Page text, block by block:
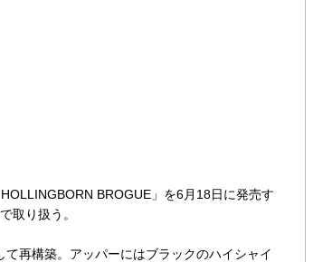
BROGUE」を6月18日に発売す
取り扱う。
再構築。アッパーにはブラックのハイシャイ